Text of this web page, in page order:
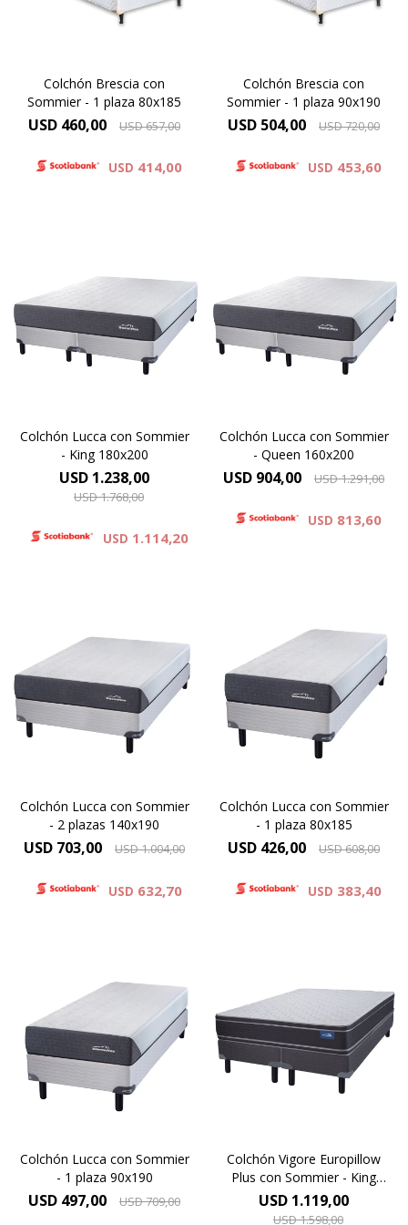
Colchón Brescia con
Sommier - 1 plaza 80x185
USD 460,00 USD657,00
USD 414,00
Colchón Brescia con
Sommier - 1 plaza 90x190
USD 504,00 USD720,00
USD 453,60
Espuma Premium - ONE SIDE,
Altura de colchón 25 cm y
60cm la suma del colchón y el
sommier.
Alta Densidad 30 Kg
Resistencia y Confort
Colchón Lucca con Sommier
- King 180x200
USD 1.238,00
USD1.768,00
USD 1.114,20
Espuma Premium - ONE SIDE,
Altura de colchón 25 cm y
60cm la suma del colchón y el
sommier.
Alta Densidad 30 Kg
Resistencia y Confort
Colchón Lucca con Sommier
- Queen 160x200
USD 904,00 USD1.291,00
USD 813,60
Espuma Premium - ONE SIDE,
Altura de colchón 25 cm y
60cm la suma del colchón y el
sommier.
Alta Densidad 30 Kg
Resistencia y Confort
Colchón Lucca con Sommier
- 2 plazas 140x190
USD 703,00 USD1.004,00
USD 632,70
Espuma Premium - ONE SIDE,
Altura de colchón 25 cm y
60cm la suma del colchón y el
sommier.
Alta Densidad 30 Kg
Resistencia y Confort
Colchón Lucca con Sommier
- 1 plaza 80x185
USD 426,00 USD608,00
USD 383,40
Espuma Premium - ONE SIDE,
Altura de colchón 25 cm y
60cm la suma del colchón y el
sommier.
Alta Densidad 30 Kg
Resistencia y Confort
Colchón Lucca con Sommier
- 1 plaza 90x190
USD 497,00 USD709,00
colchón 26 cm y 61 cm la
suma del colchón y el
sommier.
Modelo diseñado para
personas de gran contextura
física
Máxima Densidad
ORTOPÉDICO
Garantía 5 años
Colchón Vigore Europillow
Plus con Sommier - King
180x200
USD 1.119,00
USD1.598,00